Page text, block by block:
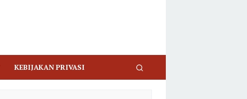
KEBIJAKAN PRIVASI